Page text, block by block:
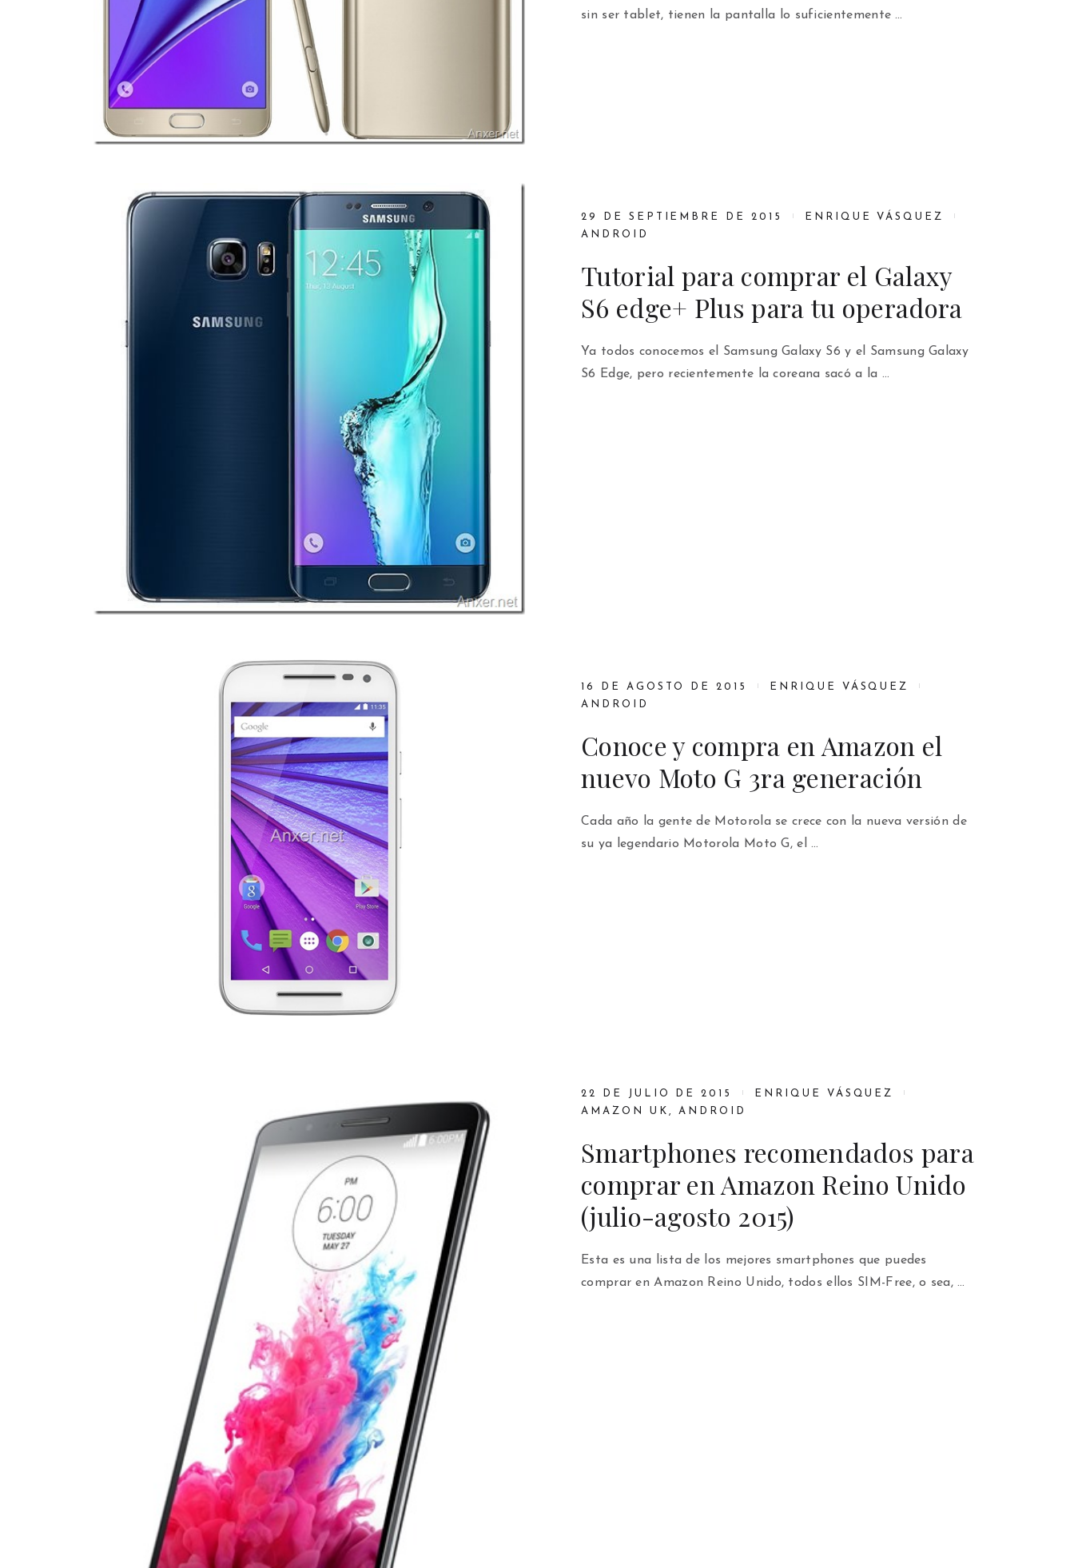
sin ser tablet, tienen la pantalla lo suficientemente …
29 DE SEPTIEMBRE DE 2015
ENRIQUE VÁSQUEZ
ANDROID
Tutorial para comprar el Galaxy
S6 edge+ Plus para tu operadora
Ya todos conocemos el Samsung Galaxy S6 y el Samsung Galaxy
S6 Edge, pero recientemente la coreana sacó a la …
16 DE AGOSTO DE 2015
ENRIQUE VÁSQUEZ
ANDROID
Conoce y compra en Amazon el
nuevo Moto G 3ra generación
Cada año la gente de Motorola se crece con la nueva versión de
su ya legendario Motorola Moto G, el …
22 DE JULIO DE 2015
ENRIQUE VÁSQUEZ
AMAZON UK ,ANDROID
Smartphones recomendados para
comprar en Amazon Reino Unido
(julio-agosto 2015)
Esta es una lista de los mejores smartphones que puedes
comprar en Amazon Reino Unido, todos ellos SIM-Free, o sea, …